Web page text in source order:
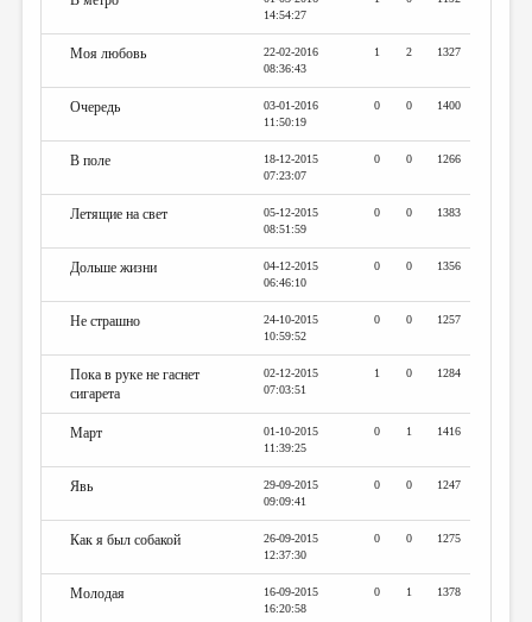
14:54:27
Моя любовь
22-02-2016
08:36:43
1 2 1327
Очередь
03-01-2016
11:50:19
0 0 1400
В поле
18-12-2015
07:23:07
0 0 1266
Летящие на свет
05-12-2015
08:51:59
0 0 1383
Дольше жизни
04-12-2015
06:46:10
0 0 1356
Не страшно
24-10-2015
10:59:52
0 0 1257
Пока в руке не гаснет
сигарета
02-12-2015
07:03:51
1 0 1284
Март
01-10-2015
11:39:25
0 1 1416
Явь
29-09-2015
09:09:41
0 0 1247
Как я был собакой
26-09-2015
12:37:30
0 0 1275
Молодая
16-09-2015
16:20:58
0 1 1378